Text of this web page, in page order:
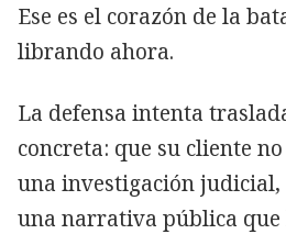
Ese es el corazón de la
librando ahora.
La defensa intenta
concreta: que su cliente
una investigación
una narrativa pública que